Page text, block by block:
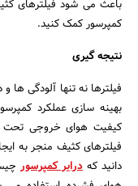
باعث می شود فیلترهای
کمپرسور کمک کنید.
نتیجه گیری
فیلترها نه تنها آلودگی ها
بهینه سازی عملکرد
کیفیت هوای خروجی تحت
فیلترهای کثیف منجر به
دانید کهدرایر کمپرسور